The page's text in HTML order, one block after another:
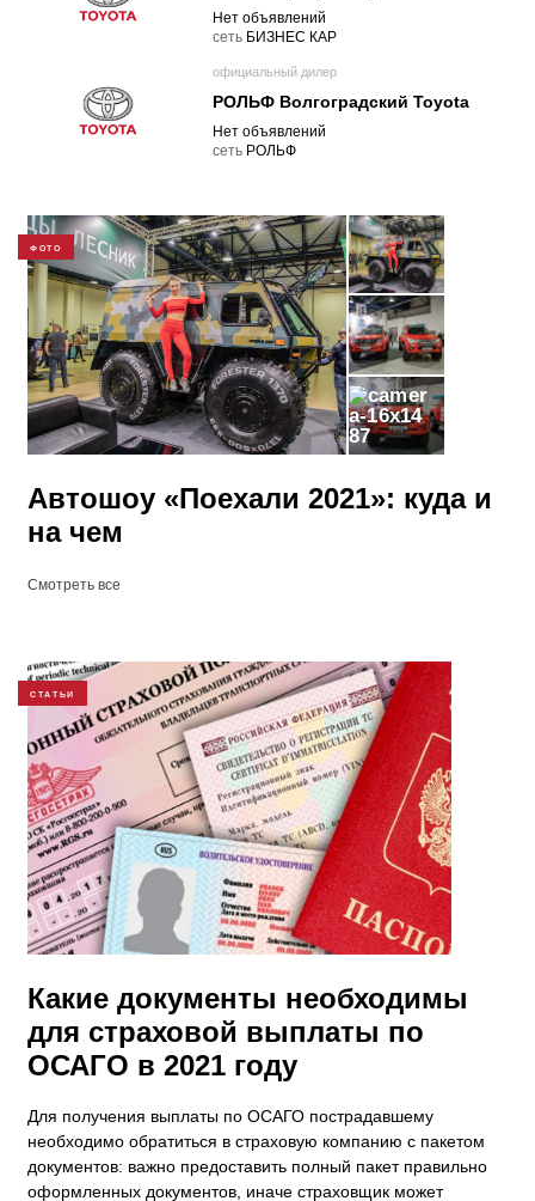
Нет объявлений
cеть БИЗНЕС КАР
официальный дилер
РОЛЬФ Волгоградский Toyota
Нет объявлений
cеть РОЛЬФ
ФОТО
87
Автошоу «Поехали 2021»: куда и
на чем
Смотреть все
СТАТЬИ
Какие документы необходимы
для страховой выплаты по
ОСАГО в 2021 году
Для получения выплаты по ОСАГО пострадавшему
необходимо обратиться в страховую компанию с пакетом
документов: важно предоставить полный пакет правильно
оформленных документов, иначе страховщик может